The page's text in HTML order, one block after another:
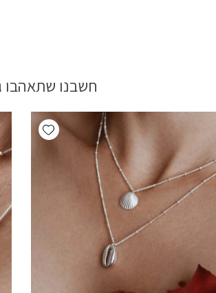
חשבנו שתאהבו
Add wishlist